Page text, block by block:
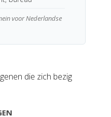
voor Nederlandse
die zich bezig